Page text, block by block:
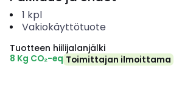
1 kpl
Vakiokäyttötuote
Tuotteen hiilijalanjälki
8 Kg CO₂-eq Toimittajan ilmoittama